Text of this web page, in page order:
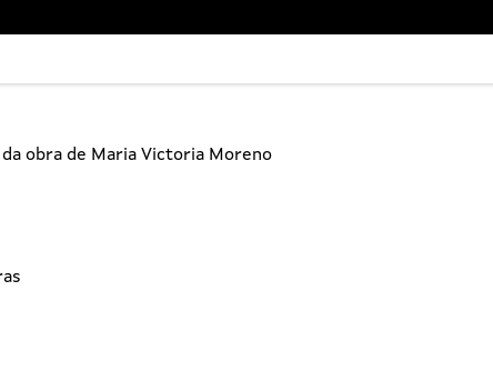
obra de Maria Victoria Moreno